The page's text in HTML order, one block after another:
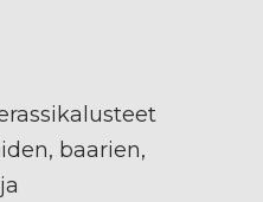
baarien,